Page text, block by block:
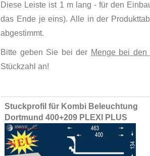
Diese Leiste ist 1 m lang - für den
das Ende je eins). Alle in der
abgestimmt.
Bitte geben Sie bei der Menge bei den
Stückzahl an!
Grouped
product
items
Stuckprofil für Kombi Beleuchtung
Dortmund 400+209 PLEXI PLUS